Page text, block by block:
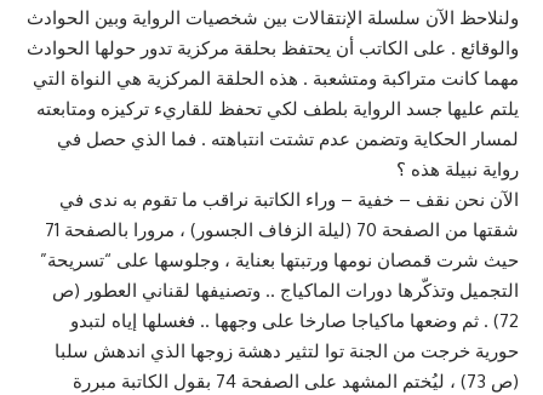
ولنلاحظ الآن سلسلة الإنتقالات بين شخصيات الرواية وبين الحوادث
والوقائع . على الكاتب أن يحتفظ بحلقة مركزية تدور حولها الحوادث
مهما كانت متراكبة ومتشعبة . هذه الحلقة المركزية هي النواة التي
يلتم عليها جسد الرواية بلطف لكي تحفظ للقاريء تركيزه ومتابعته
لمسار الحكاية وتضمن عدم تشتت انتباهته . فما الذي حصل في
رواية نبيلة هذه ؟
الآن نحن نقف – خفية – وراء الكاتبة نراقب ما تقوم به ندى في
شقتها من الصفحة 70 (ليلة الزفاف الجسور) ، مرورا بالصفحة 71
حيث شرت قمصان نومها ورتبتها بعناية ، وجلوسها على “تسريحة”
التجميل وتذكّرها دورات الماكياج .. وتصنيفها لقناني العطور (ص
72) . ثم وضعها ماكياجا صارخا على وجهها .. فغسلها إياه لتبدو
حورية خرجت من الجنة توا لتثير دهشة زوجها الذي اندهش سلبا
(ص 73) ، ليُختم المشهد على الصفحة 74 بقول الكاتبة مبررة